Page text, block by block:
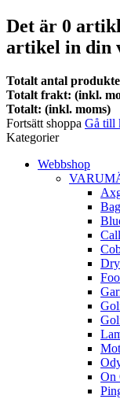
Det är 0
artikel in din
Totalt antal
Totalt frakt: (inkl.
Totalt: (inkl. moms)
Fortsätt shoppa Gå till
Kategorier
Webbshop
On